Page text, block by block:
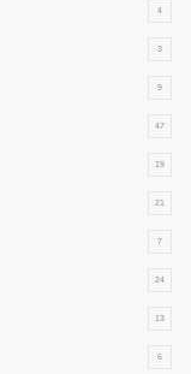
4
3
9
47
19
21
7
24
13
6